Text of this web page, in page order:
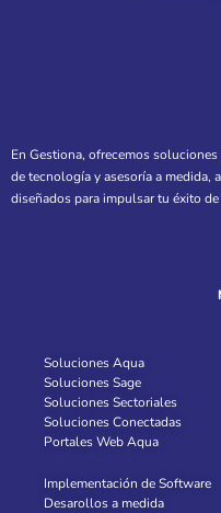
En Gestiona, ofrecemos
de tecnología y asesoría a medida,
diseñados para impulsar tu éxito
Soluciones Aqua
Soluciones Sage
Soluciones Sectoriales
Soluciones Conectadas
Portales Web Aqua
Implementación de Software
Desarollos a medida